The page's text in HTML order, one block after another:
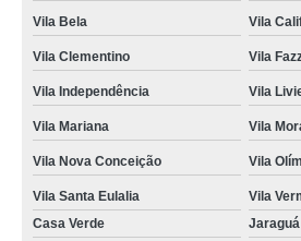
Vila Bela Vila
Vila Clementino Vila
Vila Independência Vila
Vila Mariana Vila
Vila Nova Conceição Vila
Vila Santa Eulalia
Vila
Casa Verde
Jaraguá